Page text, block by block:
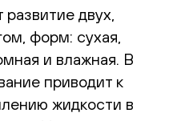
двух,
форм: сухая,
и влажная. В
приводит к
жидкости в